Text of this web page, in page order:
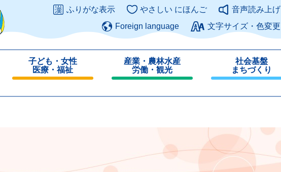
このページの本文へ
ふりがな表示 やさしい にほんご
音声読み上げ
Foreign language
文字サイズ・色変更
子ども・女性
医療・福祉
じ
産業・農林水産
労働・観光
じ
社会基盤
まちづくり
じ